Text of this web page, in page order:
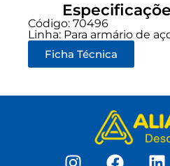
Código: 70496
Linha: Para armário de
Ficha Técnica